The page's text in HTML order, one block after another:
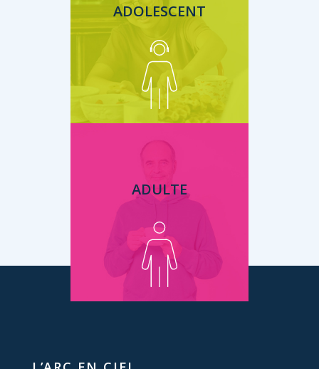
ADOLESCENT
ADULTE